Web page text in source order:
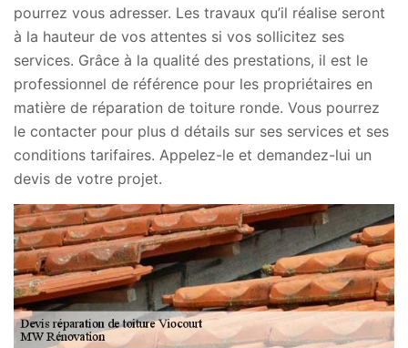
pourrez vous adresser. Les travaux qu’il réalise seront
à la hauteur de vos attentes si vos sollicitez ses
services. Grâce à la qualité des prestations, il est le
professionnel de référence pour les propriétaires en
matière de réparation de toiture ronde. Vous pourrez
le contacter pour plus d détails sur ses services et ses
conditions tarifaires. Appelez-le et demandez-lui un
devis de votre projet.